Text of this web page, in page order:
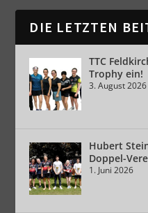
DIE LETZTEN
TTC
Trophy ein!
3. August 2026
Hubert
Doppel-
1. Juni 2026